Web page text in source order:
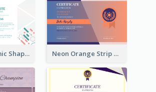
Clean Dynamic Shapes Achievement Certificate Design Neon Orange Strip Certificate Design For Apprciation